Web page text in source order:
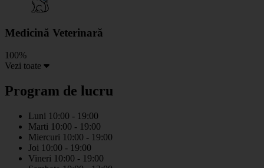
Medicină Veterinară
100%
Vezi toate
Program de lucru
Luni 10:00 - 19:00
Marti 10:00 - 19:00
Miercuri 10:00 - 19:00
Joi 10:00 - 19:00
Vineri 10:00 - 19:00